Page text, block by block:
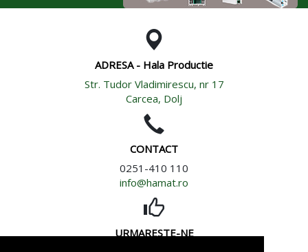
ADRESA - Hala Productie
Str. Tudor Vladimirescu, nr 17
Carcea, Dolj
CONTACT
0251-410 110
info@hamat.ro
URMARESTE-NE